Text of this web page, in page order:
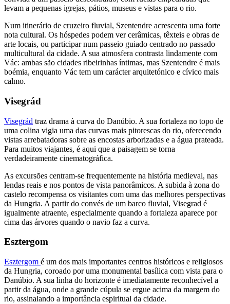
levam a pequenas igrejas, pátios, museus e vistas para o rio.
Num itinerário de cruzeiro fluvial, Szentendre acrescenta uma forte
nota cultural. Os hóspedes podem ver cerâmicas, têxteis e obras de
arte locais, ou participar num passeio guiado centrado no passado
multicultural da cidade. A sua atmosfera contrasta lindamente com
Vác: ambas são cidades ribeirinhas íntimas, mas Szentendre é mais
boémia, enquanto Vác tem um carácter arquitetónico e cívico mais
calmo.
Visegrád
Visegrád traz drama à curva do Danúbio. A sua fortaleza no topo de
uma colina vigia uma das curvas mais pitorescas do rio, oferecendo
vistas arrebatadoras sobre as encostas arborizadas e a água prateada.
Para muitos viajantes, é aqui que a paisagem se torna
verdadeiramente cinematográfica.
As excursões centram-se frequentemente na história medieval, nas
lendas reais e nos pontos de vista panorâmicos. A subida à zona do
castelo recompensa os visitantes com uma das melhores perspectivas
da Hungria. A partir do convés de um barco fluvial, Visegrad é
igualmente atraente, especialmente quando a fortaleza aparece por
cima das árvores quando o navio faz a curva.
Esztergom
Esztergom é um dos mais importantes centros históricos e religiosos
da Hungria, coroado por uma monumental basílica com vista para o
Danúbio. A sua linha do horizonte é imediatamente reconhecível a
partir da água, onde a grande cúpula se ergue acima da margem do
rio, assinalando a importância espiritual da cidade.